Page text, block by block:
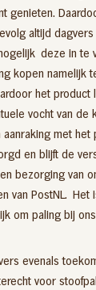
genieten.
altijd
deze in te
kopen namelijk
het product
vocht van de
met het
en blijft de
bezorging van
van PostNL. Het
om paling bij
evenals
voor